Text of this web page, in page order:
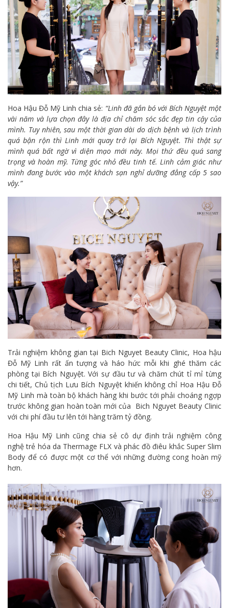
Hoa Hậu Đỗ Mỹ Linh chia sẻ: “Linh đã gắn bó với Bích Nguyệt một
vài năm và lựa chọn đây là địa chỉ chăm sóc sắc đẹp tin cậy của
mình. Tuy nhiên, sau một thời gian dài do dịch bệnh và lịch trình
quá bận rộn thì Linh mới quay trở lại Bích Nguyệt. Thì thật sự
mình quá bất ngờ vì diện mạo mới này. Mọi thứ đều quá sang
trọng và hoàn mỹ. Từng góc nhỏ đều tinh tế. Linh cảm giác như
mình đang bước vào một khách sạn nghỉ dưỡng đẳng cấp 5 sao
vậy.”
Trải nghiệm không gian tại Bich Nguyet Beauty Clinic, Hoa hậu
Đỗ Mỹ Linh rất ấn tượng và háo hức mỗi khi ghé thăm các
phòng tại Bích Nguyệt. Với sự đầu tư và chăm chút tỉ mỉ từng
chi tiết, Chủ tịch Lưu Bích Nguyệt khiến không chỉ Hoa Hậu Đỗ
Mỹ Linh mà toàn bộ khách hàng khi bước tới phải choáng ngợp
trước không gian hoàn toàn mới của Bich Nguyet Beauty Clinic
với chi phí đầu tư lên tới hàng trăm tỷ đồng.
Hoa Hậu Mỹ Linh cũng chia sẻ cô dự định trải nghiệm công
nghệ trẻ hóa da Thermage FLX và phác đồ điêu khắc Super Slim
Body để có được một cơ thể với những đường cong hoàn mỹ
hơn.